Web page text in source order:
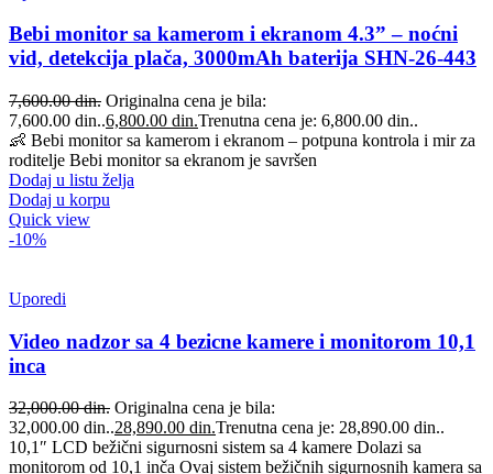
Bebi monitor sa kamerom i ekranom 4.3” – noćni
vid, detekcija plača, 3000mAh baterija SHN-26-443
7,600.00din. Originalna cena je bila:
7,600.00 din..6,800.00 din.Trenutna cena je: 6,800.00 din..
👶 Bebi monitor sa kamerom i ekranom – potpuna kontrola i mir za
roditelje Bebi monitor sa ekranom je savršen
Dodaj u listu želja
Dodaj u korpu
Quick view
-10%
Uporedi
Video nadzor sa 4 bezicne kamere i monitorom 10,1
inca
32,000.00din. Originalna cena je bila:
32,000.00 din..28,890.00 din.Trenutna cena je: 28,890.00 din..
10,1″ LCD bežični sigurnosni sistem sa 4 kamere Dolazi sa
monitorom od 10,1 inča Ovaj sistem bežičnih sigurnosnih kamera sa